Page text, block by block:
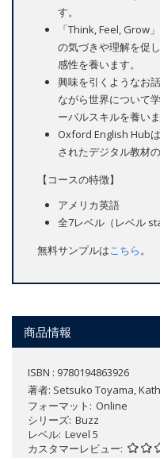
す。
「Think, Feel, Grow
の気づきや理解を促
感性を養います。
興味を引くようなお
ながら世界について
ーバルスキルを養いま
Oxford English Hub
されたデジタル教材
【コースの特徴】
アメリカ英語
全7レベル（レベル
無料サンプルはこちら。
商品情報
ISBN : 9780194863926
著者: Setsuko Toyama,
フォーマット
Online
シリーズ Buzz
レベル Level 5
カスタマーレビュー